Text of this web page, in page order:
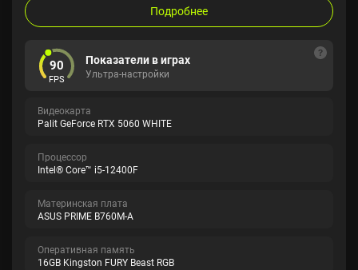
Подробнее
90
FPS
Показатели в играх
Ультра-настройки
Видеокарта
Palit GeForce RTX 5060 WHITE
Процессор
Intel® Core™ i5-12400F
Материнская плата
ASUS PRIME B760M-A
Оперативная память
16GB Kingston FURY Beast RGB